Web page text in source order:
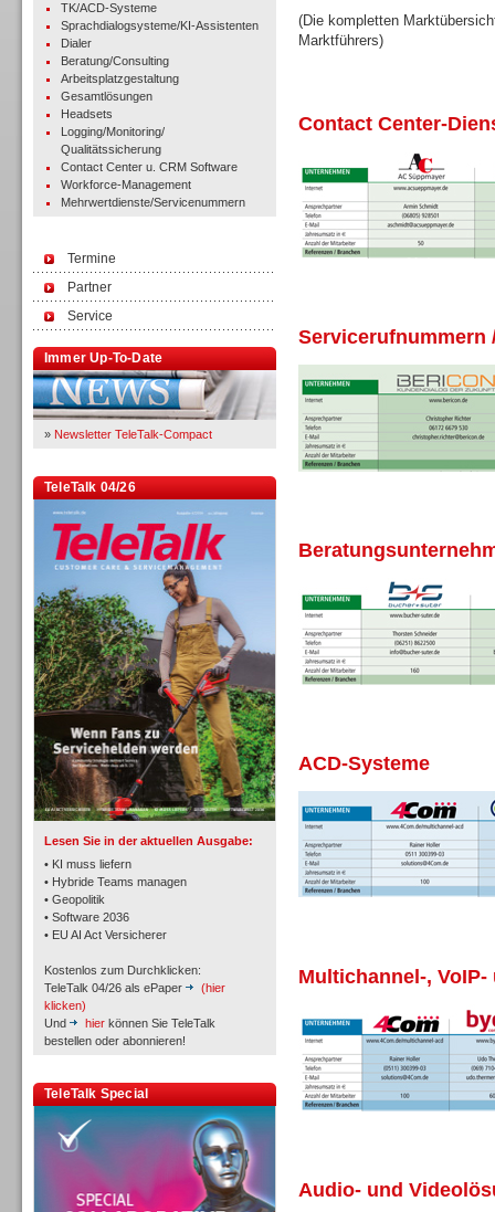
TK/ACD-Systeme
Sprachdialogsysteme/KI-Assistenten
Dialer
Beratung/Consulting
Arbeitsplatzgestaltung
Gesamtlösungen
Headsets
Logging/Monitoring/
Qualitätssicherung
Contact Center u. CRM Software
Workforce-Management
Mehrwertdienste/Servicenummern
Termine
Partner
Service
Immer Up-To-Date
» Newsletter TeleTalk-Compact
TeleTalk 04/26
Lesen Sie in der aktuellen Ausgabe:
• KI muss liefern
• Hybride Teams managen
• Geopolitik
• Software 2036
• EU AI Act Versicherer
Kostenlos zum Durchklicken:
TeleTalk 04/26 als ePaper
(hier
klicken)
Und
hier können Sie TeleTalk
bestellen oder abonnieren!
TeleTalk Special
TK- und ACD-Systeme
Workforce-Management
(Die kompletten
Marktführers)
Contact Center-
Servicerufnummern
ACD-Systeme
Multichannel-,
Audio- und